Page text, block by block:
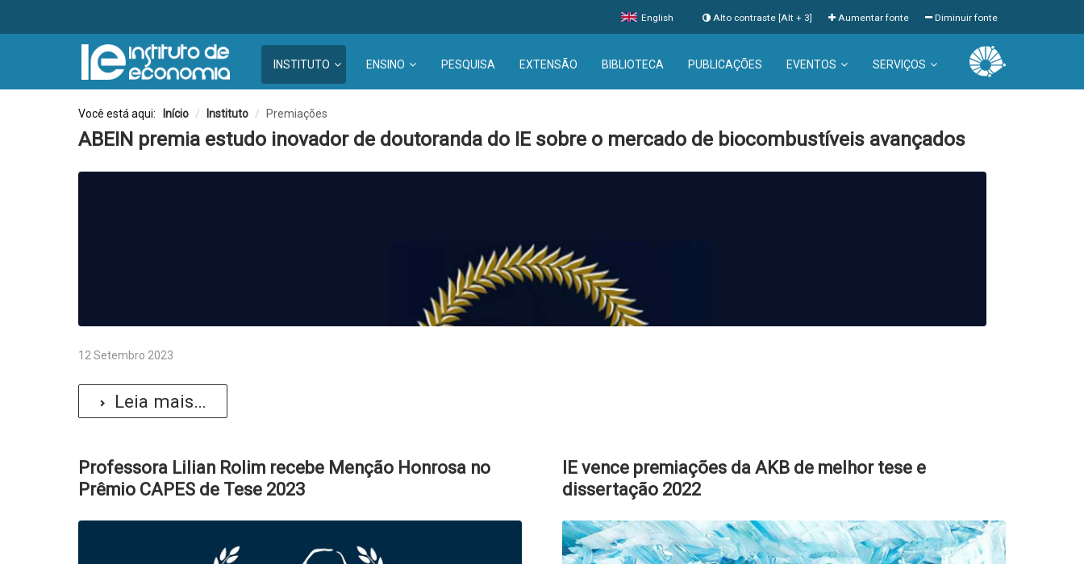
English Diminuir fonte
Aumentar fonte
Alto contraste [Alt + 3]
INSTITUTO ENSINO PESQUISA EXTENSÃO BIBLIOTECA PUBLICAÇÕES EVENTOS SERVIÇOS
Você está aqui: Início / Instituto / Premiações
ABEIN premia estudo inovador de doutoranda do IE sobre o mercado de biocombustíveis avançados
12 Setembro 2023
Leia mais...
Professora Lilian Rolim recebe Menção Honrosa no
Prêmio CAPES de Tese 2023
IE vence premiações da AKB de melhor tese e
dissertação 2022